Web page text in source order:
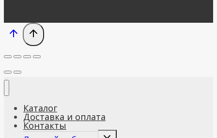
Каталог
Доставка и оплата
Контакты
Развернуть